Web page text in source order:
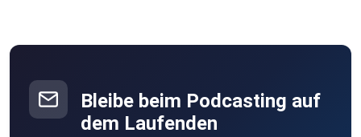
Königstein
Icemann64
BERGISCH GLADBACH
Bleibe beim Podcasting auf
dem Laufenden